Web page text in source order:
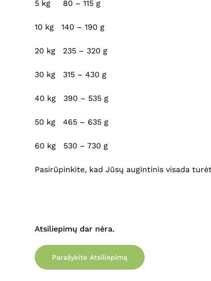
5 kg 80 – 115 g
10 kg 140 – 190 g
20 kg 235 – 320 g
30 kg 315 – 430 g
40 kg 390 – 535 g
50 kg 465 – 635 g
60 kg 530 – 730 g
Pasirūpinkite, kad Jūsų augintinis visada
Atsiliepimų dar nėra.
Parašykite Atsiliepimą